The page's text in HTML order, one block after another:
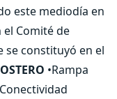
este mediodía en
Comité de
se constituyó en el
•Rampa